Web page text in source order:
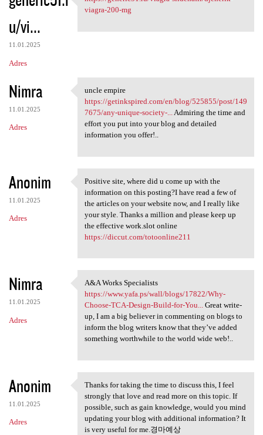
u/vi...
11.01.2025
Adres
https://generic51.ru/viagra
viagra-200-mg
Nimra
11.01.2025
Adres
uncle empire https:/
uncle empire
https://getinkspired.com/en/blog/525855/post/149
7675/any-unique-society-...Admiring the time and
effort you put into your blog and detailed
information you offer!..
Anonim
11.01.2025
Adres
Positive site, where did u
Positive site, where did u come up with the
information on this posting?I have read a few of
the articles on your website now, and I really like
your style. Thanks a million and please keep up
the effective work.slot online
https://diccut.com/totoonline211
Nimra
11.01.2025
Adres
A&A Works Specialists https:/
A&A Works Specialists
https://www.yafa.ps/wall/blogs/17822/Why-
Choose-TCA-Design-Build-for-You...Great write-
up, I am a big believer in commenting on blogs to
inform the blog writers know that they’ve added
something worthwhile to the world wide web!..
Anonim
11.01.2025
Adres
Thanks for taking the time to
Thanks for taking the time to discuss this, I feel
strongly that love and read more on this topic. If
possible, such as gain knowledge, would you mind
updating your blog with additional information? It
is very useful for me.경마예상